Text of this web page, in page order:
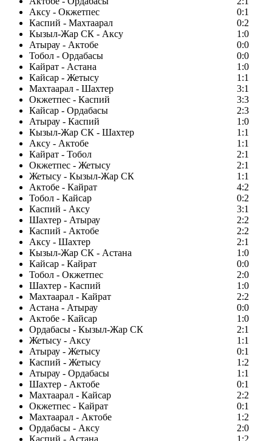
Аксу - Окжетпес
0:1
Каспий - Махтаарал
0:2
Кызыл-Жар СК - Аксу
1:0
Атырау - Актобе
0:0
Тобол - Ордабасы
0:0
Кайрат - Астана
1:0
Кайсар - Жетысу
1:1
Махтаарал - Шахтер
3:1
Окжетпес - Каспий
3:3
Кайсар - Ордабасы
2:3
Атырау - Каспий
1:0
Кызыл-Жар СК - Шахтер
1:1
Аксу - Актобе
1:1
Кайрат - Тобол
2:1
Окжетпес - Жетысу
2:1
Жетысу - Кызыл-Жар СК
1:1
Актобе - Кайрат
4:2
Тобол - Кайсар
0:2
Каспий - Аксу
3:1
Шахтер - Атырау
2:2
Каспий - Актобе
2:2
Аксу - Шахтер
2:1
Кызыл-Жар СК - Астана
1:0
Кайсар - Кайрат
0:0
Тобол - Окжетпес
2:0
Шахтер - Каспий
1:0
Махтаарал - Кайрат
2:2
Астана - Атырау
0:0
Актобе - Кайсар
1:0
Ордабасы - Кызыл-Жар СК
2:1
Жетысу - Аксу
1:1
Атырау - Жетысу
0:1
Каспий - Жетысу
1:2
Атырау - Ордабасы
1:1
Шахтер - Актобе
0:1
Махтаарал - Кайсар
2:2
Окжетпес - Кайрат
0:1
Махтаарал - Актобе
1:2
Ордабасы - Аксу
2:0